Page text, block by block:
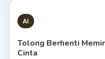
3 MINS READ
AI
Tolong Berhenti
Cinta